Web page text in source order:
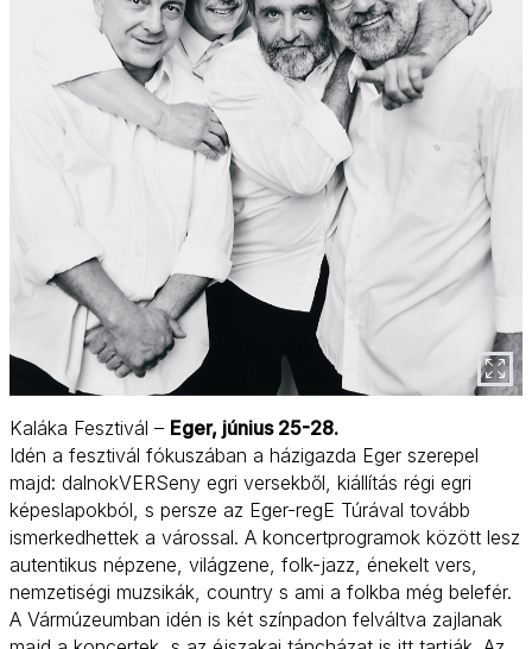
Kaláka Fesztivál – Eger, június 25-28.
Idén a fesztivál fókuszában a házigazda Eger szerepel
majd: dalnokVERSeny egri versekből, kiállítás régi egri
képeslapokból, s persze az Eger-regE Túrával tovább
ismerkedhettek a várossal. A koncertprogramok között lesz
autentikus népzene, világzene, folk-jazz, énekelt vers,
nemzetiségi muzsikák, country s ami a folkba még belefér.
A Vármúzeumban idén is két színpadon felváltva zajlanak